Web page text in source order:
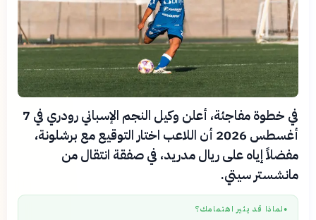
في خطوة مفاجئة، أعلن وكيل النجم الإسباني رودري في 7
أغسطس 2026 أن اللاعب اختار التوقيع مع برشلونة،
مفضلاً إياه على ريال مدريد، في صفقة انتقال من
مانشستر سيتي.
● لماذا قد يثير اهتمامك؟